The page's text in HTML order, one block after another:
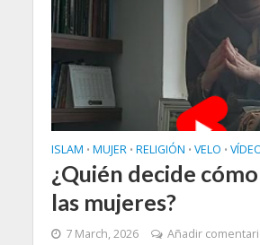
ISLAM • MUJER • RELIGIÓN • VELO •
¿Quién decide
las mujeres?
7 March, 2026 Añadir